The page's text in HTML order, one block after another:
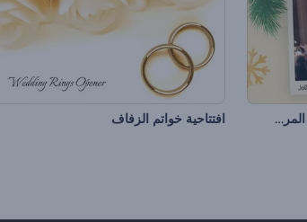
عرض شرائح إطارات الكريسماس المرحة افتتاحية خواتم الزفاف